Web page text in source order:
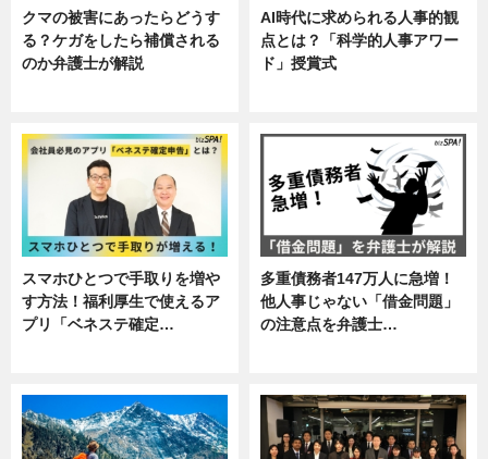
クマの被害にあったらどうす
る？ケガをしたら補償される
のか弁護士が解説
AI時代に求められる人事的観
点とは？「科学的人事アワー
ド」授賞式
スマホひとつで手取りを増や
す方法！福利厚生で使えるア
プリ「ベネステ確定…
多重債務者147万人に急増！
他人事じゃない「借金問題」
の注意点を弁護士…